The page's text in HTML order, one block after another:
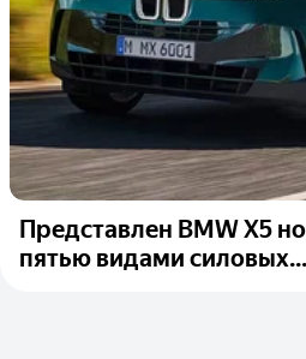
Представлен BMW X5
пятью видами силовых...